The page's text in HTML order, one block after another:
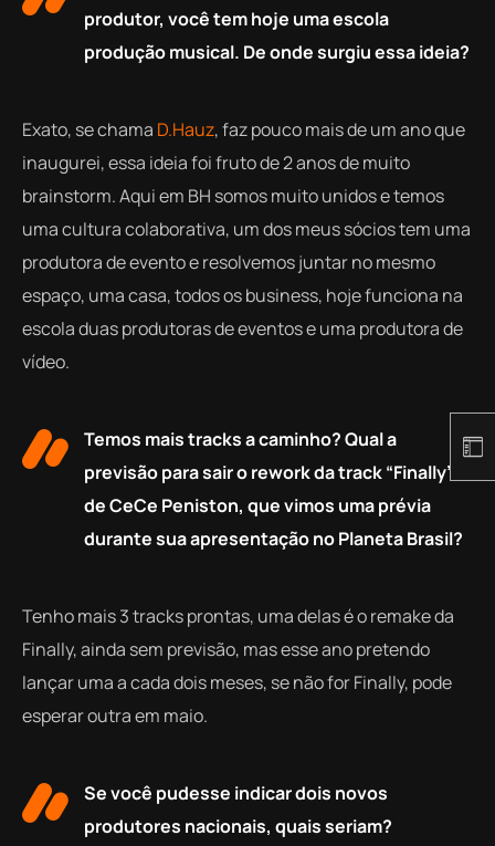
produtor, você tem hoje uma escola
produção musical. De onde surgiu essa ideia?
Exato, se chama D.Hauz, faz pouco mais de um ano que
inaugurei, essa ideia foi fruto de 2 anos de muito
brainstorm. Aqui em BH somos muito unidos e temos
uma cultura colaborativa, um dos meus sócios tem uma
produtora de evento e resolvemos juntar no mesmo
espaço, uma casa, todos os business, hoje funciona na
escola duas produtoras de eventos e uma produtora de
vídeo.
Temos mais tracks a caminho? Qual a
previsão para sair o rework da track “Finally”
de CeCe Peniston, que vimos uma prévia
durante sua apresentação no Planeta Brasil?
Tenho mais 3 tracks prontas, uma delas é o remake da
Finally, ainda sem previsão, mas esse ano pretendo
lançar uma a cada dois meses, se não for Finally, pode
esperar outra em maio.
Se você pudesse indicar dois novos
produtores nacionais, quais seriam?